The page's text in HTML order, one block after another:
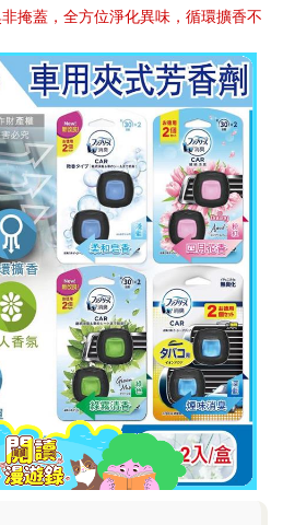
掩蓋，全方位淨化異味，循環擴香不